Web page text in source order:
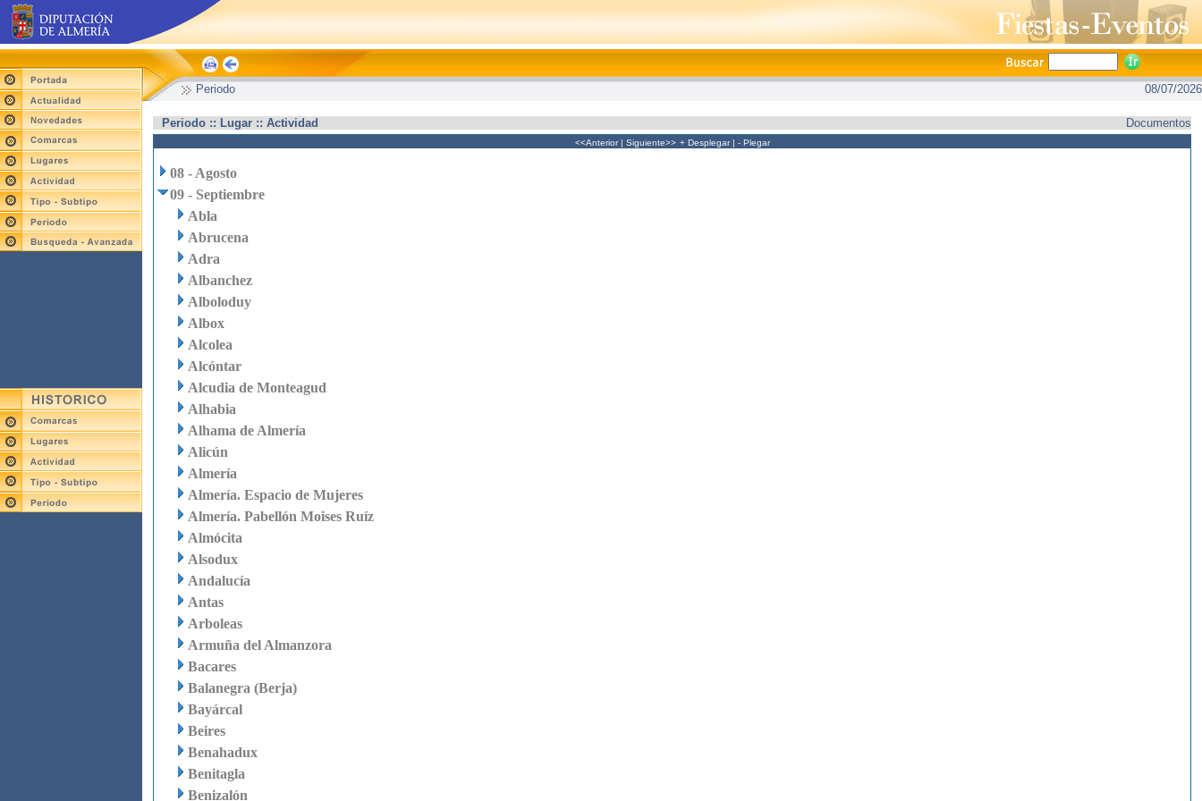
Periodo 08/07/2026
Periodo :: Lugar :: Actividad Documentos
<<Anterior| Siguiente>> + Desplegar| - Plegar
08 - Agosto
09 - Septiembre
Abla
Abrucena
Adra
Albanchez
Alboloduy
Albox
Alcolea
Alcóntar
Alcudia de Monteagud
Alhabia
Alhama de Almería
Alicún
Almería
Almería. Espacio de Mujeres
Almería. Pabellón Moises Ruíz
Almócita
Alsodux
Andalucía
Antas
Arboleas
Armuña del Almanzora
Bacares
Balanegra (Berja)
Bayárcal
Beires
Benahadux
Benitagla
Benizalón